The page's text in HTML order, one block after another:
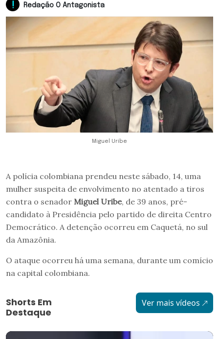
Redação O Antagonista
Miguel Uribe
A polícia colombiana prendeu neste sábado, 14, uma
mulher suspeita de envolvimento no atentado a tiros
contra o senador Miguel Uribe, de 39 anos, pré-
candidato à Presidência pelo partido de direita Centro
Democrático. A detenção ocorreu em Caquetá, no sul
da Amazônia.
O ataque ocorreu há uma semana, durante um comício
na capital colombiana.
Shorts Em
Destaque
Ver mais vídeos